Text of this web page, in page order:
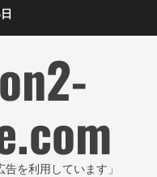
を利用しています」